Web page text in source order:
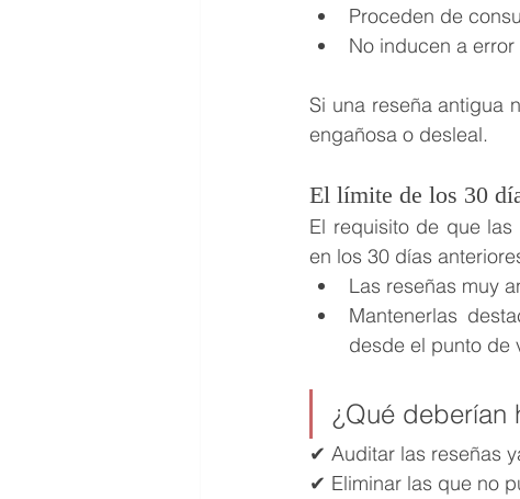
Proceden de
No inducen a
Si una reseña antigua
engañosa o desleal.
El límite de los 30
El requisito de que
en los 30 días
Las reseñas muy
Mantenerlas
desde el punto de
¿Qué deberían
✔ Auditar las reseñas
✔ Eliminar las que no